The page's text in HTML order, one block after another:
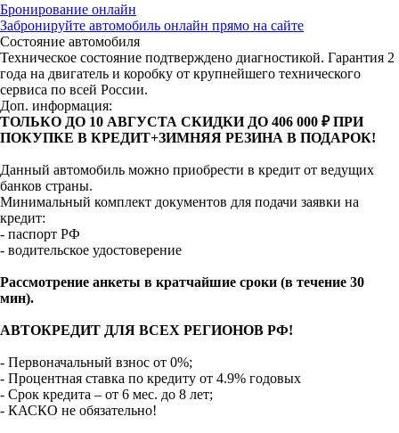
Бронирование онлайн
Забронируйте автомобиль онлайн прямо на сайте
Состояние автомобиля
Техническое состояние подтверждено диагностикой. Гарантия 2
года на двигатель и коробку от крупнейшего технического
сервиса по всей России.
Доп. информация:
ТОЛЬКО ДО 10 АВГУСТА СКИДКИ ДО 406 000 ₽ ПРИ
ПОКУПКЕ В КРЕДИТ+ЗИМНЯЯ РЕЗИНА В ПОДАРОК!
Данный автомобиль можно приобрести в кредит от ведущих
банков страны.
Минимальный комплект документов для подачи заявки на
кредит:
- паспорт РФ
- водительское удостоверение
Рассмотрение анкеты в кратчайшие сроки (в течение 30
мин).
АВТОКРЕДИТ ДЛЯ ВСЕХ РЕГИОНОВ РФ!
- Первоначальный взнос от 0%;
- Процентная ставка по кредиту от 4.9% годовых
- Срок кредита – от 6 мес. до 8 лет;
- КАСКО не обязательно!